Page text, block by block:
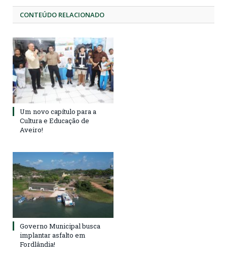
CONTEÚDO RELACIONADO
Um novo capítulo para a
Cultura e Educação de
Aveiro!
Governo Municipal busca
implantar asfalto em
Fordlândia!